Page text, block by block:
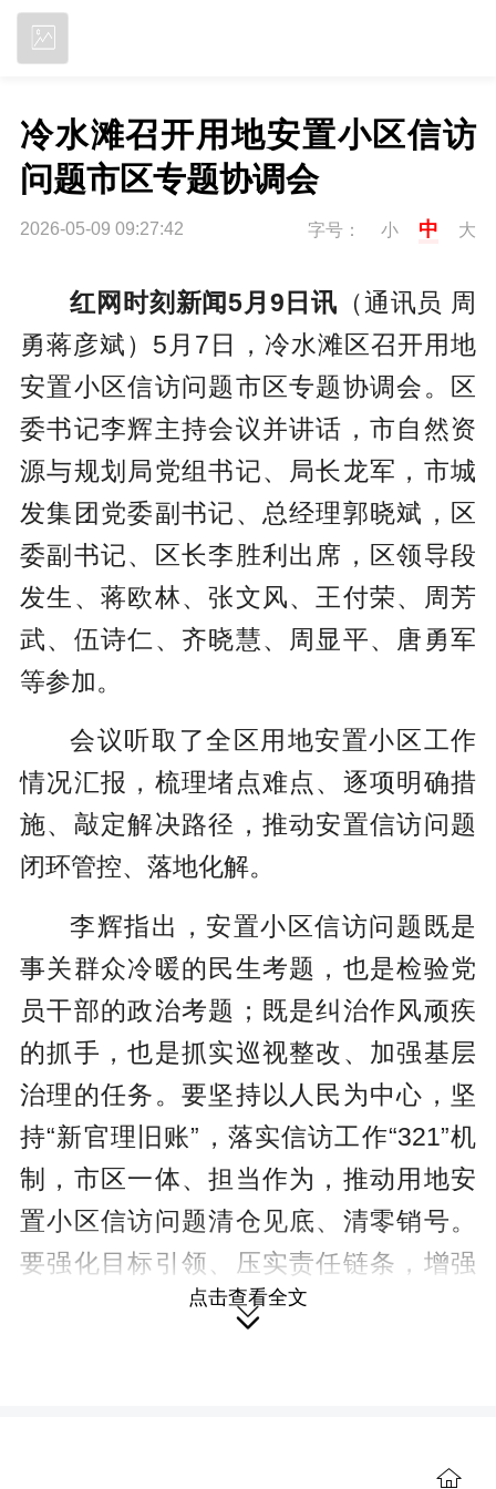
冷水滩召开用地安置小区信访
问题市区专题协调会
2026-05-09 09:27:42 字号： 小 中 大
红网时刻新闻5月9日讯 （通讯员 周
勇蒋彦斌）5月7日，冷水滩区召开用地
安置小区信访问题市区专题协调会。区
委书记李辉主持会议并讲话，市自然资
源与规划局党组书记、局长龙军，市城
发集团党委副书记、总经理郭晓斌，区
委副书记、区长李胜利出席，区领导段
发生、蒋欧林、张文风、王付荣、周芳
武、伍诗仁、齐晓慧、周显平、唐勇军
等参加。
会议听取了全区用地安置小区工作
情况汇报，梳理堵点难点、逐项明确措
施、敲定解决路径，推动安置信访问题
闭环管控、落地化解。
李辉指出，安置小区信访问题既是
事关群众冷暖的民生考题，也是检验党
员干部的政治考题；既是纠治作风顽疾
的抓手，也是抓实巡视整改、加强基层
治理的任务。要坚持以人民为中心，坚
持“新官理旧账”，落实信访工作“321”机
制，市区一体、担当作为，推动用地安
置小区信访问题清仓见底、清零销号。
要强化目标引领、压实责任链条，增强
责任感使命感紧迫感，强化主动向前一
承诺。要健全工作机制、优化审批流
点击查看全文
